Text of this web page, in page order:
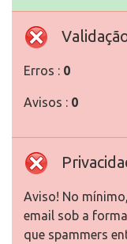
Erros : 0
Avisos : 0
Aviso! No
email sob a
que spammers